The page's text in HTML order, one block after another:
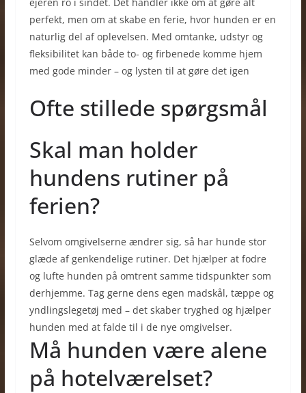
perfekt, men om at skabe en ferie, hvor hunden er en
naturlig del af oplevelsen. Med omtanke, udstyr og
fleksibilitet kan både to- og firbenede komme hjem
med gode minder – og lysten til at gøre det igen
Ofte stillede spørgsmål
Skal man holder
hundens rutiner på
ferien?
Selvom omgivelserne ændrer sig, så har hunde stor
glæde af genkendelige rutiner. Det hjælper at fodre
og lufte hunden på omtrent samme tidspunkter som
derhjemme. Tag gerne dens egen madskål, tæppe og
yndlingslegetøj med – det skaber tryghed og hjælper
hunden med at falde til i de nye omgivelser.
Må hunden være alene
på hotelværelset?